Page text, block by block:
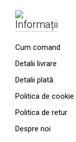
Informații
Cum comand
Detalii livrare
Detalii plată
Politica de cookie
Politica de retur
Despre noi